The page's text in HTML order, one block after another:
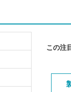
この注